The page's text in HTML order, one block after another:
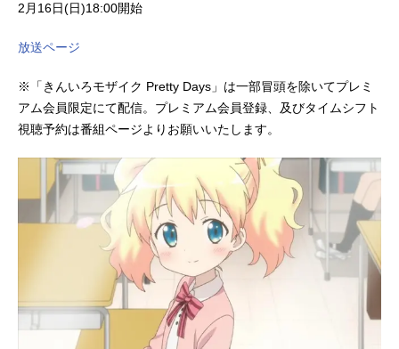
2月16日(日)18:00開始
放送ページ
※「きんいろモザイク Pretty Days」は一部冒頭を除いてプレミ
アム会員限定にて配信。プレミアム会員登録、及びタイムシフト
視聴予約は番組ページよりお願いいたします。